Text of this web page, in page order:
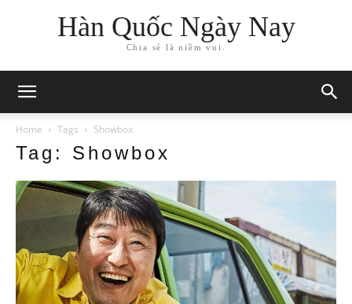
Hàn Quốc Ngày Nay
Chia sẻ là niềm vui.
Home Tags Showbox
Tag: Showbox